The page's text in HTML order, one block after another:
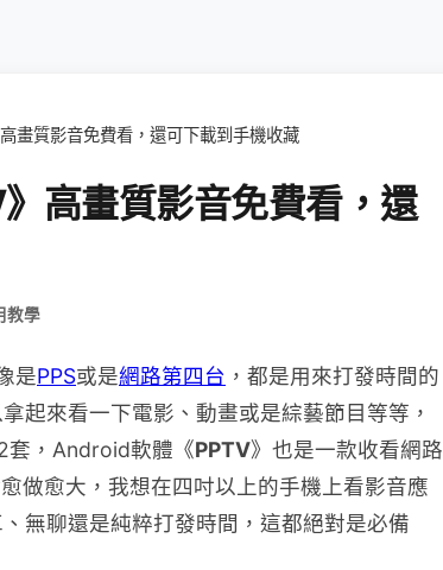
畫質影音免費看，還可下載到手機收藏
高畫質影音免費看，還
教學
是PPS或是網路第四台 ，都是用來打發時間的
起來看一下電影、動畫或是綜藝節目等等，
套，Android軟體《PPTV》也是一款收看網路
做愈大，我想在四吋以上的手機上看影音應
無聊還是純粹打發時間，這都絕對是必備